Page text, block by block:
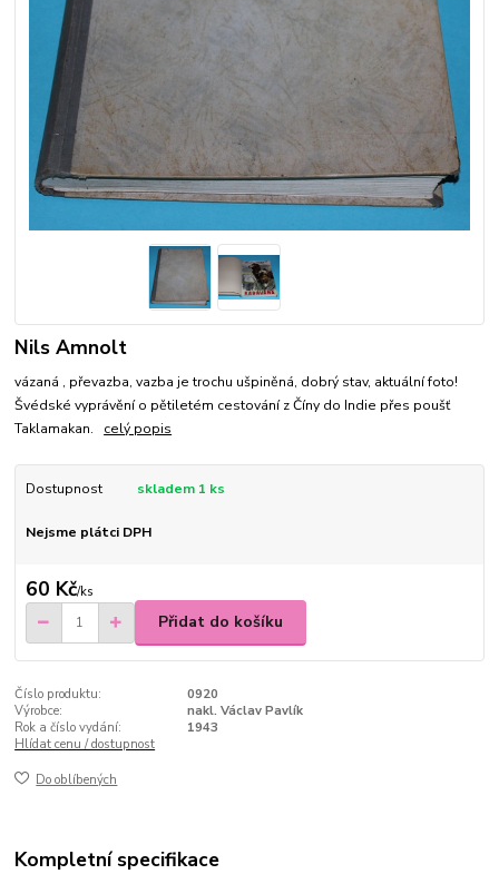
Nils Amnolt
vázaná , převazba, vazba je trochu ušpiněná, dobrý stav, aktuální foto!
Švédské vyprávění o pětiletém cestování z Číny do Indie přes poušť
Taklamakan. celý popis
Dostupnost skladem 1 ks
Nejsme plátci DPH
60 Kč/ks
Přidat do košíku
Číslo produktu:
0920
Výrobce:
nakl. Václav Pavlík
Rok a číslo vydání:
1943
Hlídat cenu / dostupnost
Do oblíbených
Kompletní specifikace